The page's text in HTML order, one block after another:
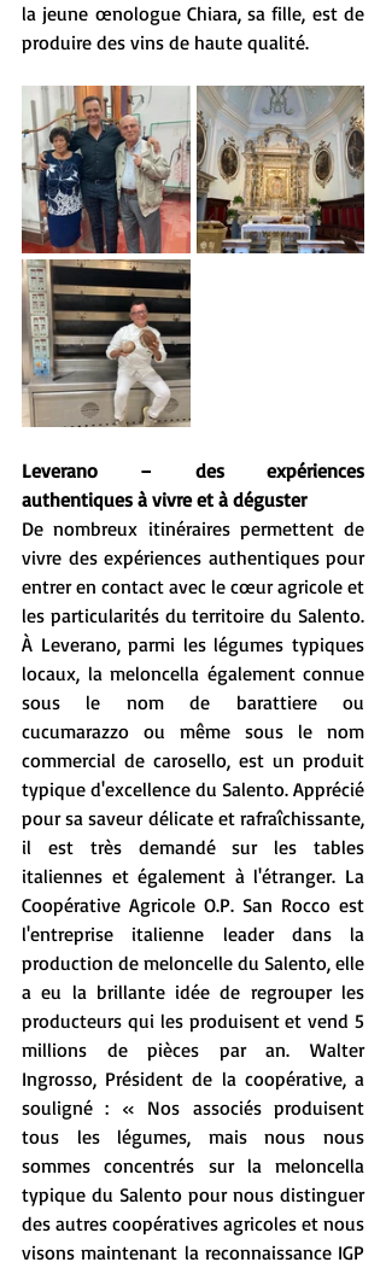
la jeune œnologue Chiara, sa fille, est de
produire des vins de haute qualité.
Leverano – des expériences
authentiques à vivre et à déguster
De nombreux itinéraires permettent de
vivre des expériences authentiques pour
entrer en contact avec le cœur agricole et
les particularités du territoire du Salento.
À Leverano, parmi les légumes typiques
locaux, la meloncella également connue
sous le nom de barattiere ou
cucumarazzo ou même sous le nom
commercial de carosello, est un produit
typique d'excellence du Salento. Apprécié
pour sa saveur délicate et rafraîchissante,
il est très demandé sur les tables
italiennes et également à l'étranger. La
Coopérative Agricole O.P. San Rocco est
l'entreprise italienne leader dans la
production de meloncelle du Salento, elle
a eu la brillante idée de regrouper les
producteurs qui les produisent et vend 5
millions de pièces par an. Walter
Ingrosso, Président de la coopérative, a
souligné : « Nos associés produisent
tous les légumes, mais nous nous
sommes concentrés sur la meloncella
typique du Salento pour nous distinguer
des autres coopératives agricoles et nous
visons maintenant la reconnaissance IGP